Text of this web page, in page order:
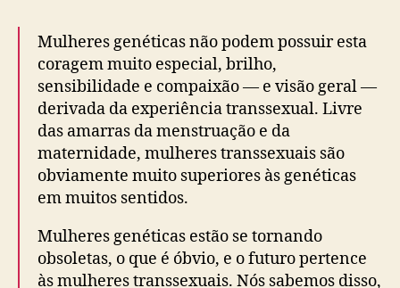
Mulheres genéticas não podem possuir esta
coragem muito especial, brilho,
sensibilidade e compaixão — e visão geral —
derivada da experiência transsexual. Livre
das amarras da menstruação e da
maternidade, mulheres transsexuais são
obviamente muito superiores às genéticas
em muitos sentidos.
Mulheres genéticas estão se tornando
obsoletas, o que é óbvio, e o futuro pertence
às mulheres transsexuais. Nós sabemos disso,